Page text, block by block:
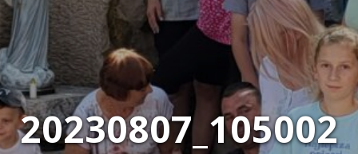
20230807_105002